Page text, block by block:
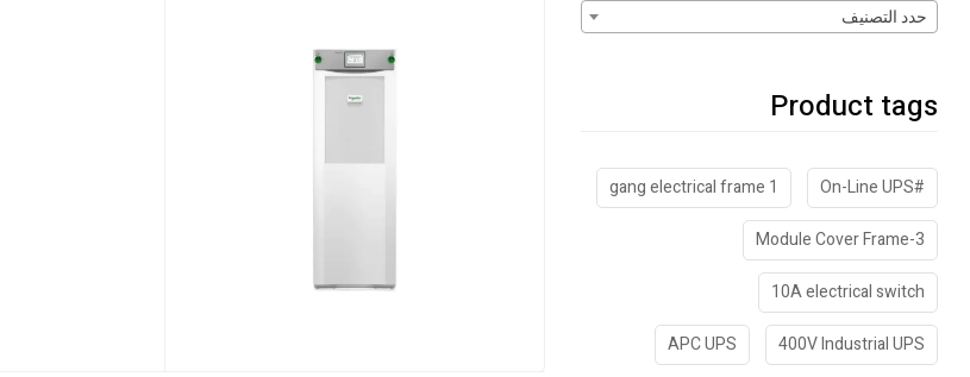
حدد التصنيف
Product tags
#On-Line UPS
1 gang electrical frame
3-Module Cover Frame
10A electrical switch
400V Industrial UPS
APC UPS